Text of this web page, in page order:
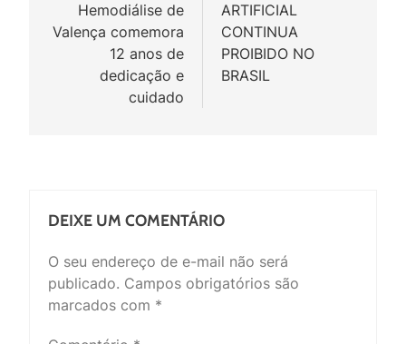
Post
Hemodiálise de
Valença comemora
12 anos de
dedicação e
cuidado
ARTIFICIAL
CONTINUA
PROIBIDO NO
BRASIL
DEIXE UM COMENTÁRIO
O seu endereço de e-mail não será
publicado. Campos obrigatórios são
marcados com *